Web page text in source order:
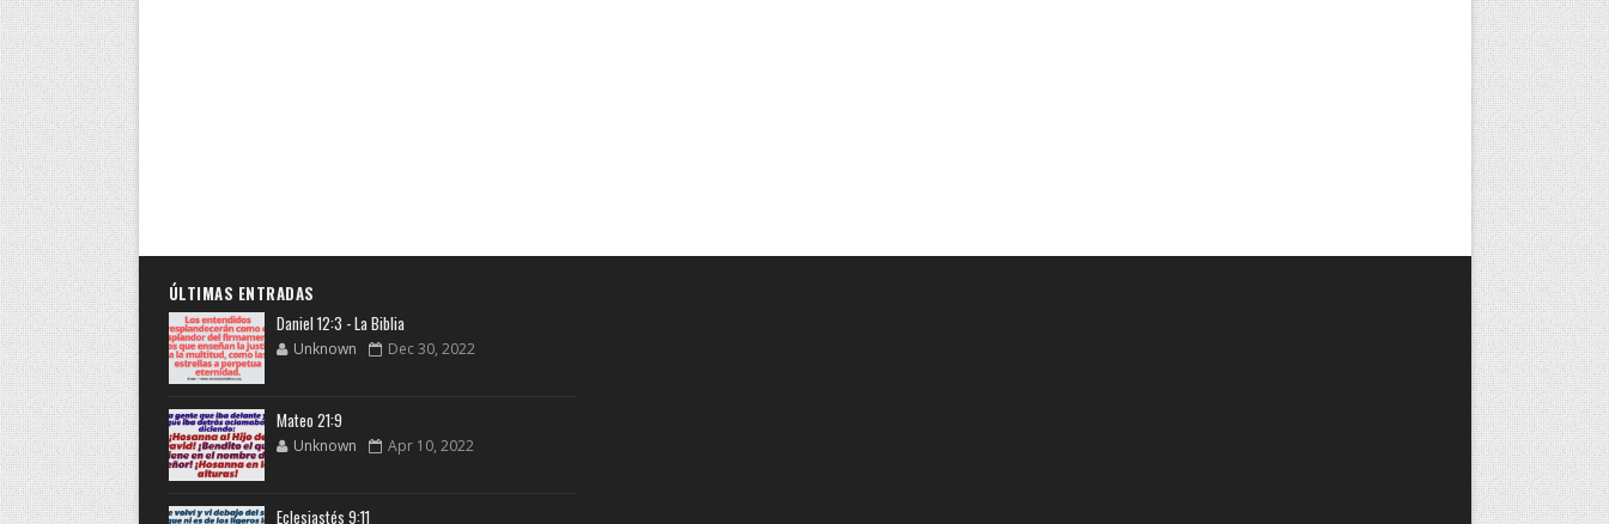
ÚLTIMAS ENTRADAS
Daniel 12:3 - La Biblia
Unknown Dec 30, 2022
Mateo 21:9
Unknown Apr 10, 2022
Eclesiastés 9:11